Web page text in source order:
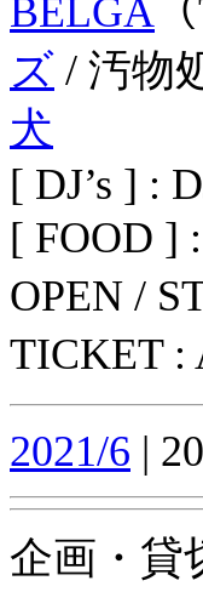
BELGA
ズ / 汚物
犬
[ DJ’s ] :
[ FOOD ]
OPEN /
TICKET :
2021/6 |
企画・貸